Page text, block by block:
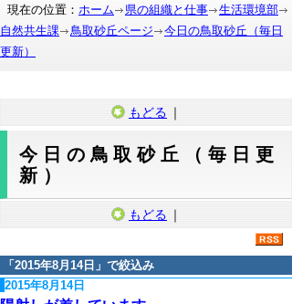
現在の位置： ホーム 県の組織と仕事
生活環境部
自然共生課
鳥取砂丘ページ
今日の鳥取砂丘（毎日
更新）
もどる ｜
今日の鳥取砂丘（毎日更
新）
もどる ｜
「 2015年8月14日 」で絞込み
2015年8月14日